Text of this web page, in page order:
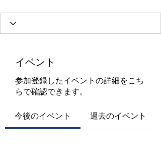
イベント
参加登録したイベントの詳細をこち
らで確認できます。
今後のイベント 過去のイベント